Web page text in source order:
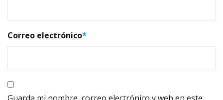
Correo electrónico*